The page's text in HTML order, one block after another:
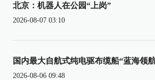
北京：机器人在公园“上岗”
2026-08-07 03:10
国内最大自航式纯电驱布缆船“蓝海领
2026-08-06 09:48